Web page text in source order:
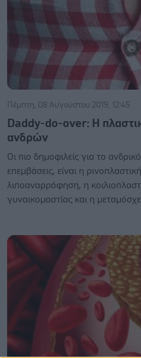
Πέμπτη, 08 Αυγούστου 2019, 12:45
Daddy-do-over: Η
ανδρών
Οι πιο δημοφιλείς για το
επεμβάσεις, είναι η
λιποαναρρόφηση, η
γυναικομαστίας και η